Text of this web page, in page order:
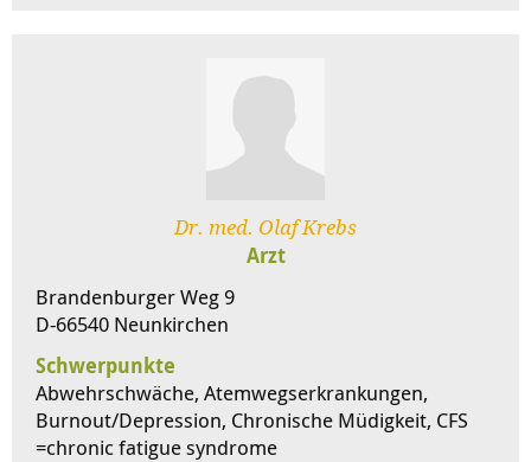
Dr. med. Olaf Krebs
Arzt
Brandenburger Weg 9
D-66540 Neunkirchen
Schwerpunkte
Abwehrschwäche, Atemwegserkrankungen,
Burnout/Depression, Chronische Müdigkeit, CFS
=chronic fatigue syndrome